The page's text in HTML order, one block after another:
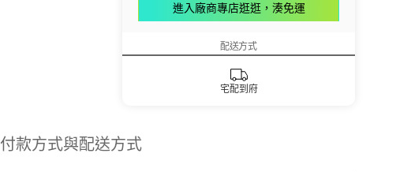
進入廠商專店逛逛，湊免運
配送方式
宅配到府
付款方式與配送方式